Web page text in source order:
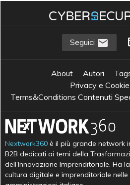
Seguici
About Autori
Privacy e
Terms&Conditions Contenuti
Nextwork360 è il più grande network
B2B dedicati ai temi della
dell’Innovazione Imprenditoriale. Ha
cultura digitale e imprenditoriale nelle